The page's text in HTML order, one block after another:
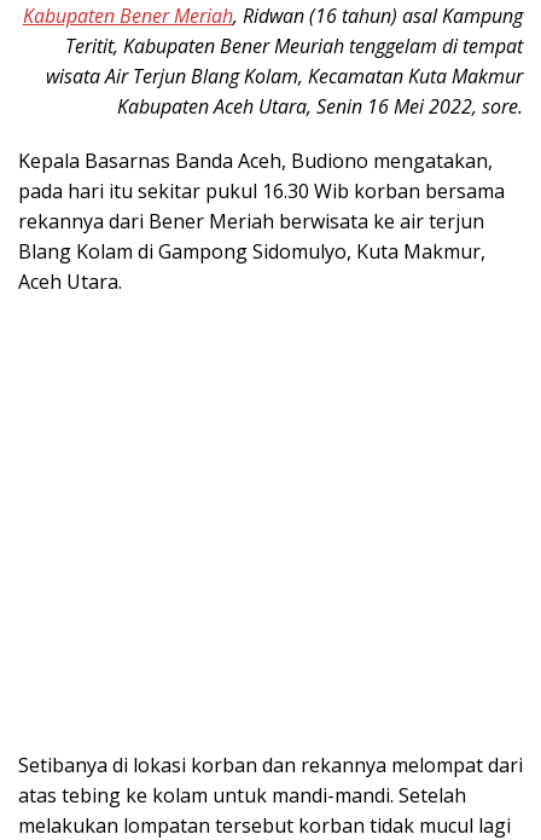
Kabupaten Bener Meriah, Ridwan (16 tahun) asal Kampung
Teritit, Kabupaten Bener Meuriah tenggelam di tempat
wisata Air Terjun Blang Kolam, Kecamatan Kuta Makmur
Kabupaten Aceh Utara, Senin 16 Mei 2022, sore.
Kepala Basarnas Banda Aceh, Budiono mengatakan,
pada hari itu sekitar pukul 16.30 Wib korban bersama
rekannya dari Bener Meriah berwisata ke air terjun
Blang Kolam di Gampong Sidomulyo, Kuta Makmur,
Aceh Utara.
Setibanya di lokasi korban dan rekannya melompat dari
atas tebing ke kolam untuk mandi-mandi. Setelah
melakukan lompatan tersebut korban tidak mucul lagi